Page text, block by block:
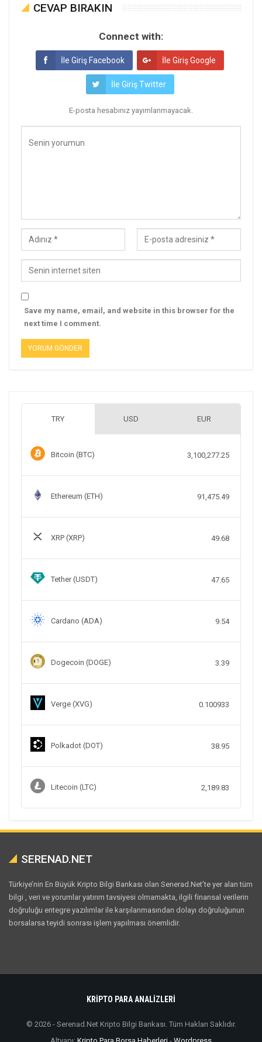
CEVAP BIRAKIN
Connect with:
İle Giriş Facebook İle Giriş Google
İle Giriş Twitter
E-posta hesabınız yayımlanmayacak.
Save my name, email, and website in this browser for the
next time I comment.
TRY USD EUR
Bitcoin (BTC) 3,100,277.25
Ethereum (ETH) 91,475.49
XRP (XRP) 49.68
Tether (USDT) 47.65
Cardano (ADA) 9.54
Dogecoin (DOGE) 3.39
Verge (XVG) 0.100933
Polkadot (DOT) 38.95
Litecoin (LTC) 2,189.83
SERENAD.NET
Türkiye’nin En Büyük Kripto Bilgi Bankası olan Senerad.Net’te yer alan tüm
bilgi , veri ve yorumlar yatırım tavsiyesi olmamakta, ilgili finansal verilerin
doğruluğu entegre yazılımlar ile karşılanmasından dolayı doğruluğunun
borsalarsa teyidi sonrası işlem yapılması önemlidir.
KRİPTO PARA ANALİZLERİ
© 2026 - Serenad.Net Kripto Bilgi Bankası. Tüm Hakları Saklıdır.